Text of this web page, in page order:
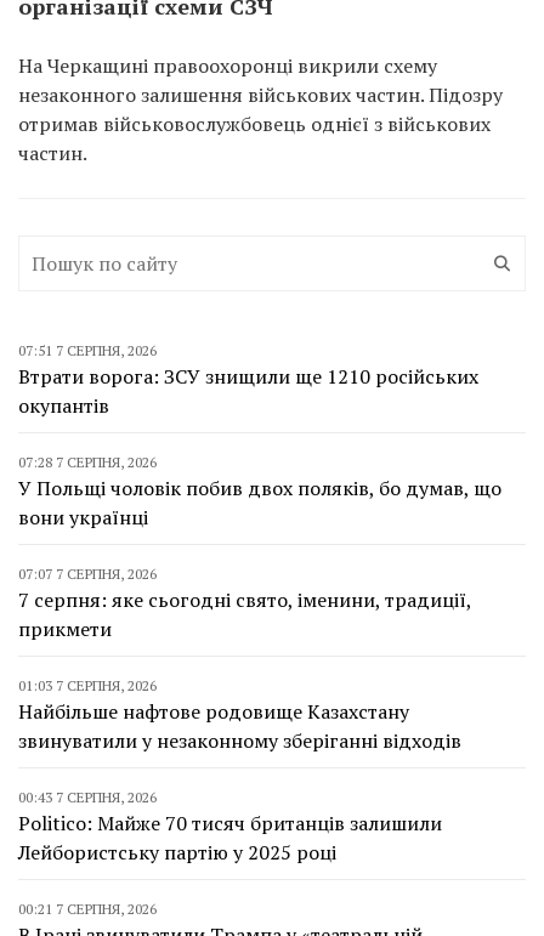
організації схеми СЗЧ
На Черкащині правоохоронці викрили схему
незаконного залишення військових частин. Підозру
отримав військовослужбовець однієї з військових
частин.
07:51 7 СЕРПНЯ, 2026
Втрати ворога: ЗСУ знищили ще 1210 російських
окупантів
07:28 7 СЕРПНЯ, 2026
У Польщі чоловік побив двох поляків, бо думав, що
вони українці
07:07 7 СЕРПНЯ, 2026
7 серпня: яке сьогодні свято, іменини, традиції,
прикмети
01:03 7 СЕРПНЯ, 2026
Найбільше нафтове родовище Казахстану
звинуватили у незаконному зберіганні відходів
00:43 7 СЕРПНЯ, 2026
Politico: Майже 70 тисяч британців залишили
Лейбористську партію у 2025 році
00:21 7 СЕРПНЯ, 2026